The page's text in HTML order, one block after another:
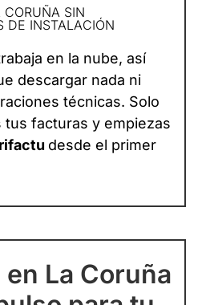
SIN
DE INSTALACIÓN
en la nube, así
descargar nada ni
técnicas. Solo
tus facturas y empiezas
desde el primer
La Coruña